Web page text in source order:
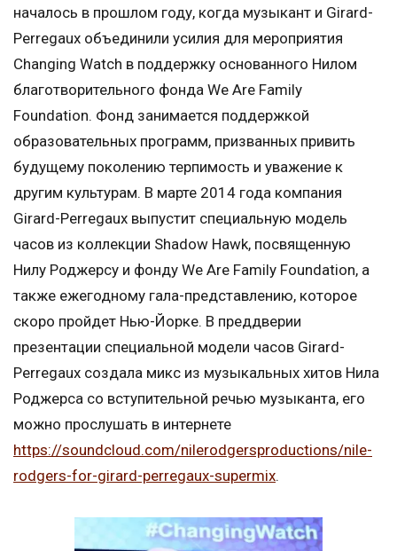
началось в прошлом году, когда музыкант и Girard-
Perregaux объединили усилия для мероприятия
Changing Watch в поддержку основанного Нилом
благотворительного фонда We Are Family
Foundation. Фонд занимается поддержкой
образовательных программ, призванных привить
будущему поколению терпимость и уважение к
другим культурам. В марте 2014 года компания
Girard-Perregaux выпустит специальную модель
часов из коллекции Shadow Hawk, посвященную
Нилу Роджерсу и фонду We Are Family Foundation, а
также ежегодному гала-представлению, которое
скоро пройдет Нью-Йорке. В преддверии
презентации специальной модели часов Girard-
Perregaux создала микс из музыкальных хитов Нила
Роджерса со вступительной речью музыканта, его
можно прослушать в интернете
https://soundcloud.com/nilerodgersproductions/nile-
rodgers-for-girard-perregaux-supermix.